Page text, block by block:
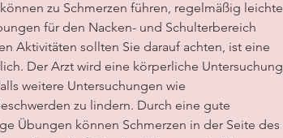
zu Schmerzen führen, regelmäßig leichte
für den Nacken- und Schulterbereich
Aktivitäten sollten Sie darauf achten, ist eine
Der Arzt wird eine körperliche Untersuchung
weitere Untersuchungen wie
zu lindern. Durch eine gute
Übungen können Schmerzen in der Seite des